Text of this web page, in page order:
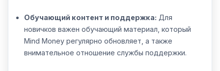
Обучающий контент и поддержка: Для
новичков важен обучающий материал, который
Mind Money регулярно обновляет, а также
внимательное отношение службы поддержки.